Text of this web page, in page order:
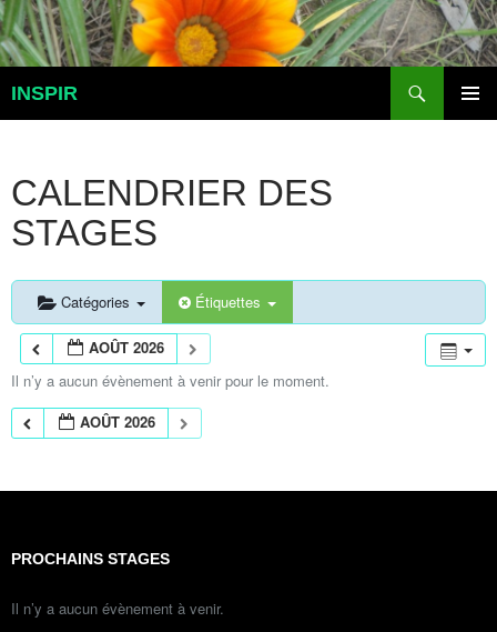
Aller
au
contenu
INSPIR
CALENDRIER DES
STAGES
Catégories Étiquettes
AOÛT 2026
Il n’y a aucun évènement à venir pour le moment.
AOÛT 2026
PROCHAINS STAGES
Il n’y a aucun évènement à venir.